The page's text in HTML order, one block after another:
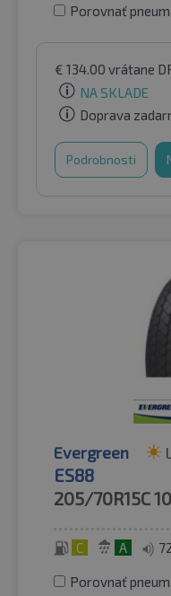
Porovnať
€ 134.00 vrátane
NA SKLADE
Doprava
Podrobnosti
Evergreen
ES88
205/70R15C
C A
Porovnať